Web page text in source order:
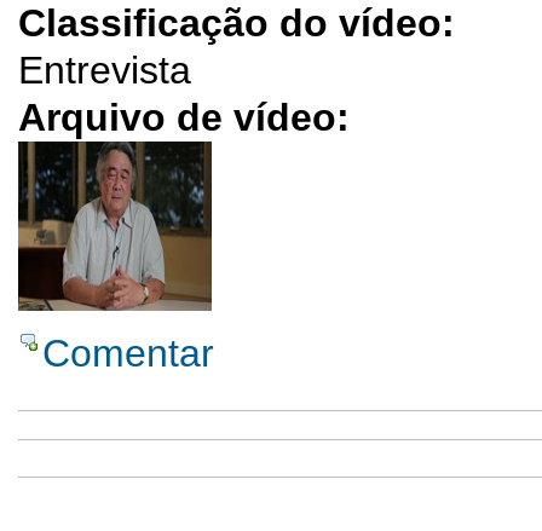
Classificação do vídeo:
Entrevista
Arquivo de vídeo:
Comentar